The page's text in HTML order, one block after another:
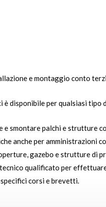
e montaggio conto
è disponibile per qualsiasi tipo
e smontare palchi e strutture
anche per amministrazioni
gazebo e strutture di
qualificato per
corsi e brevetti.